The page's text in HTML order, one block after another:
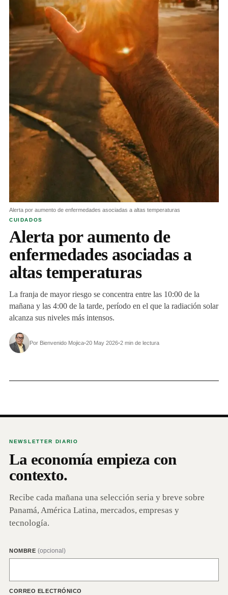
CUIDADOS
Alerta por aumento de
enfermedades asociadas a
altas temperaturas
La franja de mayor riesgo se concentra entre las 10:00 de la
mañana y las 4:00 de la tarde, período en el que la radiación solar
alcanza sus niveles más intensos.
Por Bienvenido Mojica•20 May 2026•2 min de lectura
Alerta por aumento de enfermedades asociadas a altas temperaturas
NEWSLETTER DIARIO
La economía empieza con
contexto.
Recibe cada mañana una selección seria y breve sobre
Panamá, América Latina, mercados, empresas y
tecnología.
NOMBRE (opcional)
CORREO ELECTRÓNICO